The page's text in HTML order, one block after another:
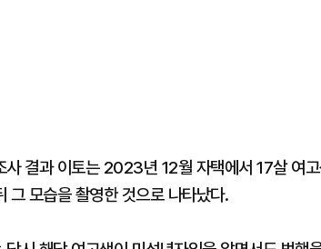
사 결과 이토는 2023년 12월 자택에서 17살 여
그 모습을 촬영한 것으로 나타났다.